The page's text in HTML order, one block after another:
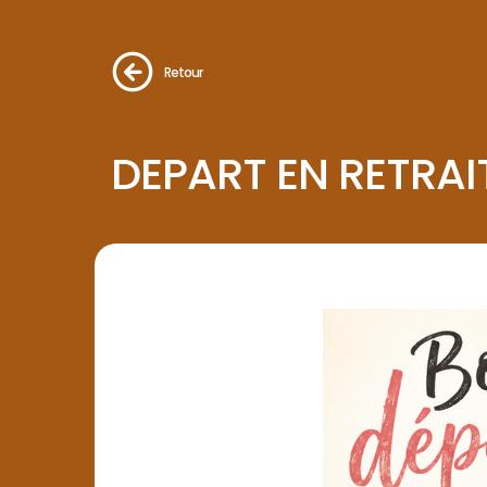
Retour
DEPART EN